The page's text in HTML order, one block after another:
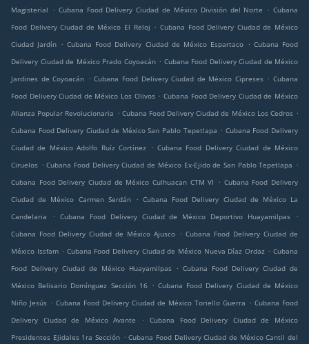
Magisterial
. Cubana Food Delivery Ciudad de México División del Norte . Cubana
Food Delivery Ciudad de México El Reloj . Cubana Food Delivery Ciudad de México
Ciudad Jardín . Cubana Food Delivery Ciudad de México Espartaco . Cubana Food
Delivery Ciudad de México Prado Coyoacán . Cubana Food Delivery Ciudad de México
Jardines de Coyoacán . Cubana Food Delivery Ciudad de México Cipreses . Cubana
Food Delivery Ciudad de México Los Olivos . Cubana Food Delivery Ciudad de México
Alianza Popular Revolucionaria . Cubana Food Delivery Ciudad de México Los Cedros .
Cubana Food Delivery Ciudad de México San Pablo Tepetlapa . Cubana Food Delivery
Ciudad de México Adolfo Ruíz Cortínez
. Cubana Food Delivery Ciudad de México
Ciruelos . Cubana Food Delivery Ciudad de México Ex-Ejido de San Pablo Tepetlapa .
Cubana Food Delivery Ciudad de México Culhuacan CTM VI
. Cubana Food Delivery
Ciudad de México Carmen Serdán
. Cubana Food Delivery Ciudad de México La
Candelaria
. Cubana Food Delivery Ciudad de México Deportivo Huayamilpas
.
Cubana Food Delivery Ciudad de México Ajusco . Cubana Food Delivery Ciudad de
México Issfam . Cubana Food Delivery Ciudad de México Nueva Díaz Ordaz . Cubana
Food Delivery Ciudad de México Huayamilpas
. Cubana Food Delivery Ciudad de
México Belisario Domínguez Sección 16
. Cubana Food Delivery Ciudad de México
Niño Jesús . Cubana Food Delivery Ciudad de México Toriello Guerra . Cubana Food
Delivery Ciudad de México Avante
. Cubana Food Delivery Ciudad de México
Presidentes Ejidales 1ra Sección . Cubana Food Delivery Ciudad de México Cantil del